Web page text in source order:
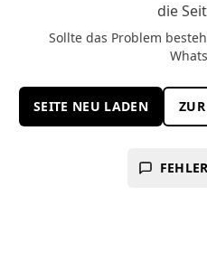
die
Sollte das Problem
SEITE NEU LADEN